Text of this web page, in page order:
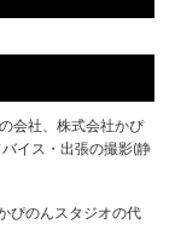
会社、株式会社かぴ
イス・出張の撮影(静
ぴのんスタジオの代